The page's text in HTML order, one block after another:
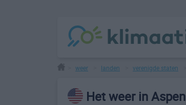
weer landen verenigde staten
Het weer in Aspen